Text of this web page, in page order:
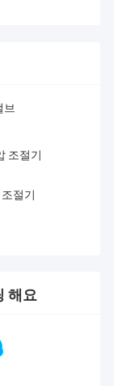
브
조절기
절기
해요